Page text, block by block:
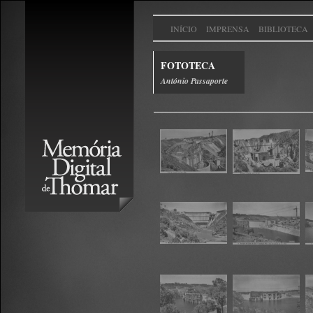
INÍCIO IMPRENSA BIBLIOTECA
FOTOTECA
António Passaporte